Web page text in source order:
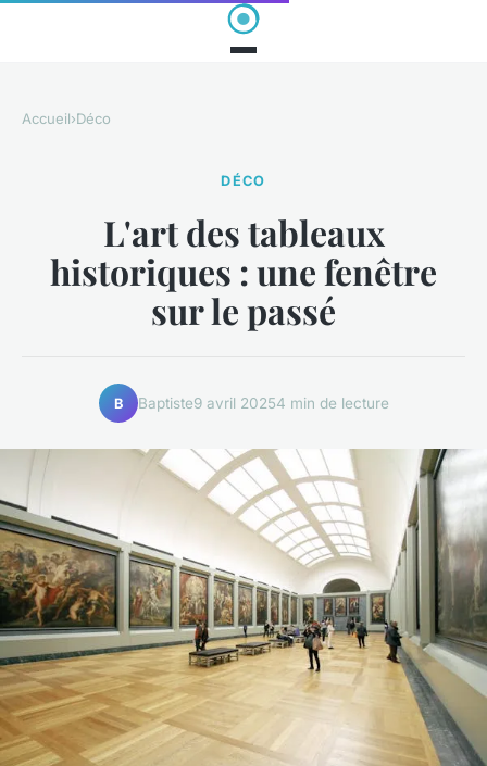
Accueil›Déco
DÉCO
L'art des tableaux
historiques : une fenêtre
sur le passé
B Baptiste9 avril 20254 min de lecture